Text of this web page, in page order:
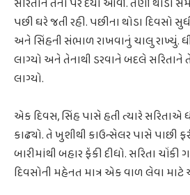
પછી ઘરે જતી રહી. પછીના થોડા દિવસો
અને સિંહની સંભાળ રાખવાનું ચાલુ રાખ્યું.
લાગ્યો અને તેનાથી ડરવાને બદલે સરિતાને
લાગ્યો.
એક દિવસ, સિંહ પાસે હતી ત્યારે સરિતાએ
કાઢ્યો. તે ખુશીથી કાઉન્સેલર પાસે પાછી
બારીમાંથી બહાર ફેંકી દીધો. સરિતા
દિવસોની મહેનત માત્ર એક વાળ લેવા